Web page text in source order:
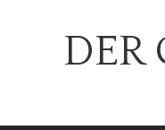
DER